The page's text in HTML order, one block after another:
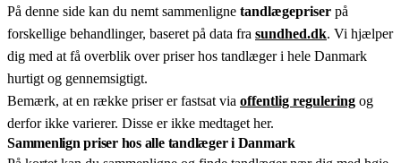
På denne side kan du nemt sammenligne tandlægepriser på
forskellige behandlinger, baseret på data fra sundhed.dk. Vi hjælper
dig med at få overblik over priser hos tandlæger i hele Danmark
hurtigt og gennemsigtigt.
Bemærk, at en række priser er fastsat via offentlig regulering og
derfor ikke varierer. Disse er ikke medtaget her.
Sammenlign priser hos alle tandlæger i Danmark